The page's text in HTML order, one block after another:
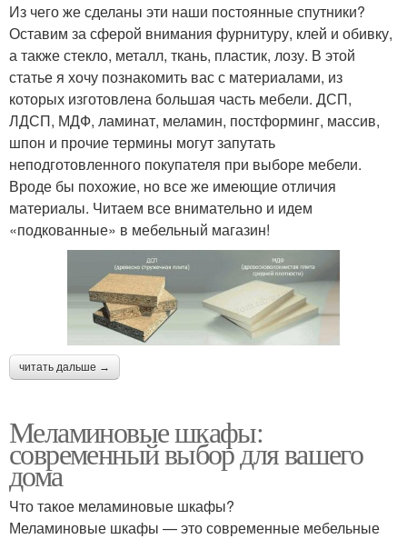
Из чего же сделаны эти наши постоянные спутники?
Оставим за сферой внимания фурнитуру, клей и обивку,
а также стекло, металл, ткань, пластик, лозу. В этой
статье я хочу познакомить вас с материалами, из
которых изготовлена большая часть мебели. ДСП,
ЛДСП, МДФ, ламинат, меламин, постформинг, массив,
шпон и прочие термины могут запутать
неподготовленного покупателя при выборе мебели.
Вроде бы похожие, но все же имеющие отличия
материалы. Читаем все внимательно и идем
«подкованные» в мебельный магазин!
читать дальше →
Меламиновые шкафы:
современный выбор для вашего
дома
Что такое меламиновые шкафы?
Меламиновые шкафы — это современные мебельные